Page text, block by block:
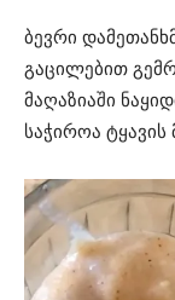
ბევრი
გაცილებით
მაღაზიაში
საჭიროა ტყავის